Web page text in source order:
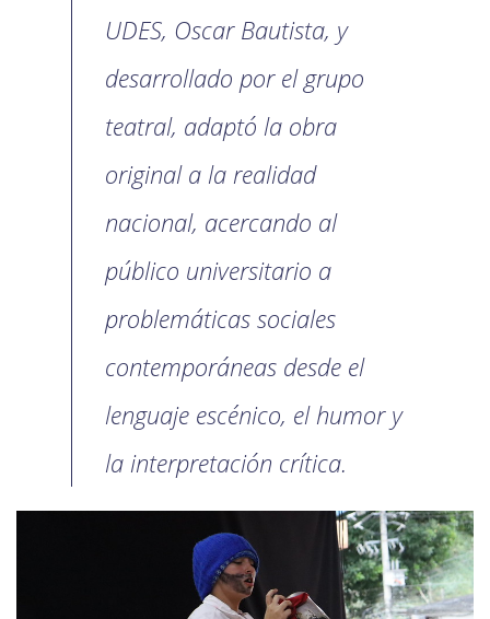
UDES, Oscar Bautista, y
desarrollado por el grupo
teatral, adaptó la obra
original a la realidad
nacional, acercando al
público universitario a
problemáticas sociales
contemporáneas desde el
lenguaje escénico, el humor y
la interpretación crítica.